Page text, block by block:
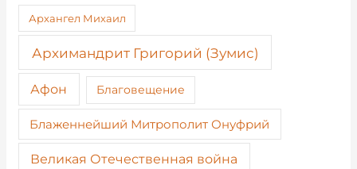
Архангел Михаил
Архимандрит Григорий (Зумис)
Афон Благовещение
Блаженнейший Митрополит Онуфрий
Великая Отечественная война